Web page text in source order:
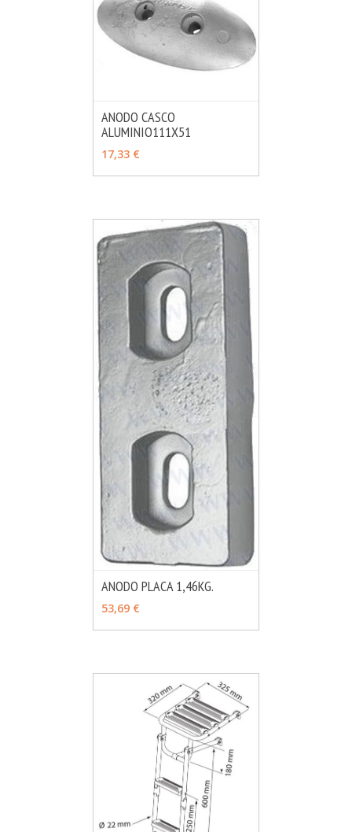
AÑADIR
ANODO CASCO
ALUMINIO111X51
17,33 €
ANODO PLACA 1,46KG.
53,69 €